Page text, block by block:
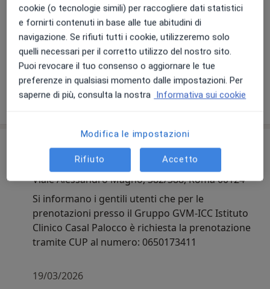
Visualizza galleria (2)
Mostra dettagli
Comunicazioni importanti
Dott.ssa Michela Campanelli
Viale Alessandro Magno, 382/388, Roma 00124
Si informano i gentili utenti che per le
prenotazioni presso il Gruppo GVM-ICC Istituto
Clinico Casal Palocco è richiesta la prenotazione
tramite CUP al numero: 0650173411
19/03/2026
cookie (o tecnologie simili) per raccogliere dati statistici
e fornirti contenuti in base alle tue abitudini di
navigazione. Se rifiuti tutti i cookie, utilizzeremo solo
quelli necessari per il corretto utilizzo del nostro sito.
Puoi revocare il tuo consenso o aggiornare le tue
preferenze in qualsiasi momento dalle impostazioni. Per
saperne di più, consulta la nostra Informativa sui cookie
Modifica le impostazioni
Rifiuto Accetto